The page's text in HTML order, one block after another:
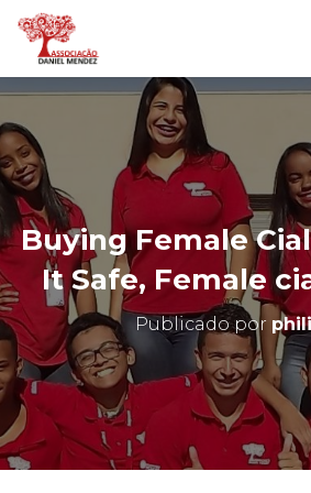
Buying Female
It Safe, Female
Publicado por